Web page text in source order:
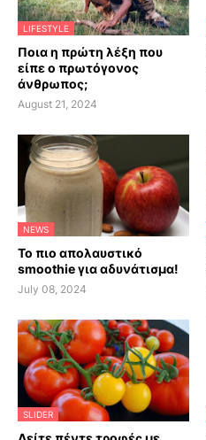
LIFESTYLE
Ποια η πρώτη λέξη που
είπε ο πρωτόγονος
άνθρωπος;
August 21, 2024
NEWS
Το πιο απολαυστικό
smoothie για αδυνάτισμα!
July 08, 2024
SLIDER